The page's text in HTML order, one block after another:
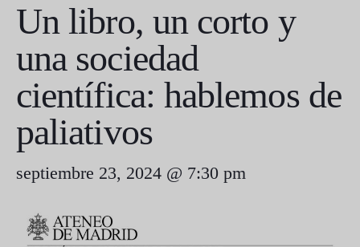
Un libro, un corto y
una sociedad
científica: hablemos de
paliativos
septiembre 23, 2024 @ 7:30 pm